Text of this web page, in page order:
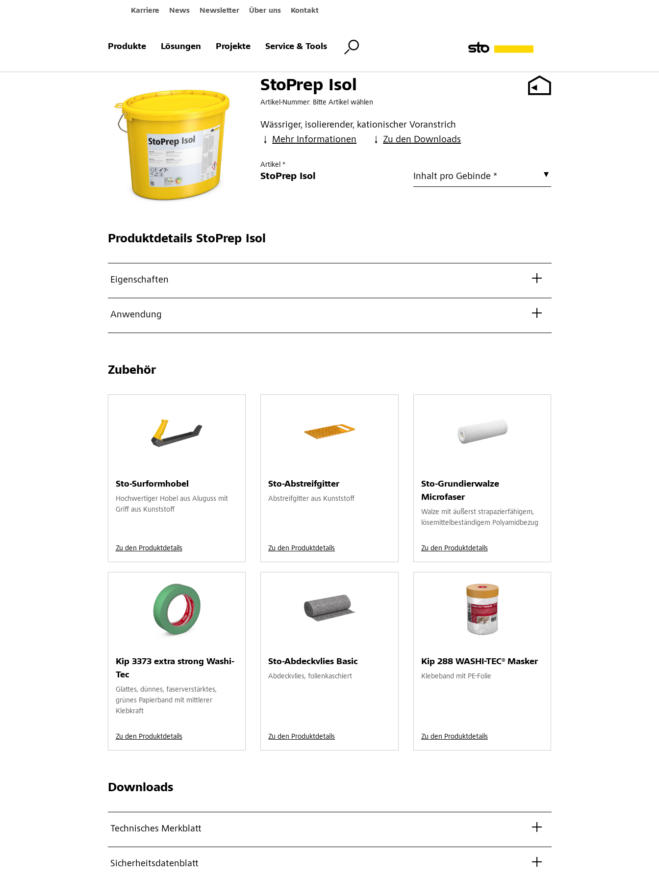
Karriere News Newsletter Über uns Kontakt
Produkte Lösungen Projekte Service & Tools
Produkte & Systeme StoPrep Isol
StoPrep Isol
Artikel-Nummer: Bitte Artikel wählen
Wässriger, isolierender, kationischer Voranstrich
Mehr Informationen
Zu den Downloads
Artikel *
StoPrep Isol Inhalt pro Gebinde *
ProduktdetailsStoPrep Isol
Eigenschaften
Anwendung
Zubehör
Sto-Surformhobel
Hochwertiger Hobel aus Aluguss mit
Griff aus Kunststoff
Zu den Produktdetails
Sto-Abstreifgitter
Abstreifgitter aus Kunststoff
Zu den Produktdetails
Sto-Grundierwalze
Microfaser
Walze mit äußerst strapazierfähigem,
lösemittelbeständigem Polyamidbezug
Zu den Produktdetails
Kip 3373 extra strong Washi-
Tec
Glattes, dünnes, faserverstärktes,
grünes Papierband mit mittlerer
Klebkraft
Zu den Produktdetails
Sto-Abdeckvlies Basic
Abdeckvlies, folienkaschiert
Zu den Produktdetails
Kip 288 WASHI-TEC® Masker
Klebeband mit PE-Folie
Zu den Produktdetails
Downloads
Technisches Merkblatt
Sicherheitsdatenblatt